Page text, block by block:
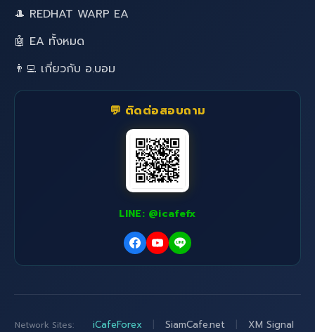
🎩 REDHAT WARP EA
🤖 EA ทั้งหมด
👨‍💻 เกี่ยวกับ อ.บอม
💬 ติดต่อสอบถาม
LINE: @icafefx
Network Sites: iCafeForex SiamCafe.net
XM Signal